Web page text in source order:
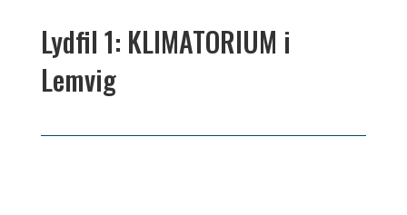
Lydfil 1: KLIMATORIUM i
Lemvig